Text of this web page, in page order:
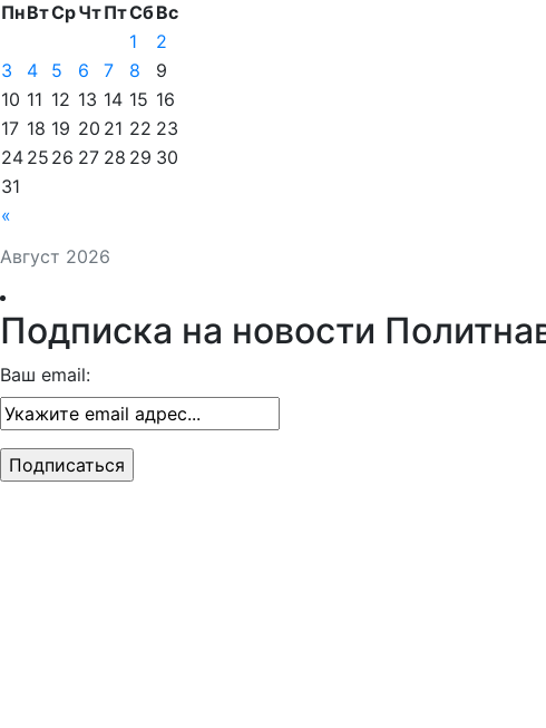
Август 2026
ПнВтСрЧтПтСбВс
«
1
2
3
4 5 6 7 8
9
10 11 12 13 14 15 16
17 18 19 20 21 22 23
24 25 26 27 28 29 30
31
Подписка на новости
Ваш email: